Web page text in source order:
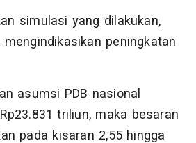
simulasi yang dilakukan,
peningkatan
asumsi PDB nasional
triliun, maka besaran
pada kisaran 2,55 hingga